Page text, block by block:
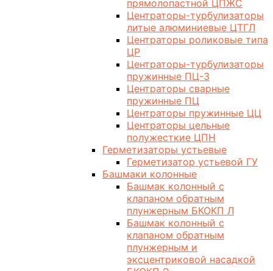
прямолопастной ЦПЖС
Центраторы-турбулизаторы
литые алюминиевые ЦТГЛ
Центраторы роликовые типа
ЦР
Центраторы-турбулизаторы
пружинные ПЦ-3
Центраторы сварные
пружинные ПЦ
Центраторы пружинные ЦЦ
Центраторы цельные
полужесткие ЦПН
Герметизаторы устьевые
Герметизатор устьевой ГУ
Башмаки колонные
Башмак колонный с
клапаном обратным
плунжерным БКОКП Л
Башмак колонный с
клапаном обратным
плунжерным и
эксцентриковой насадкой